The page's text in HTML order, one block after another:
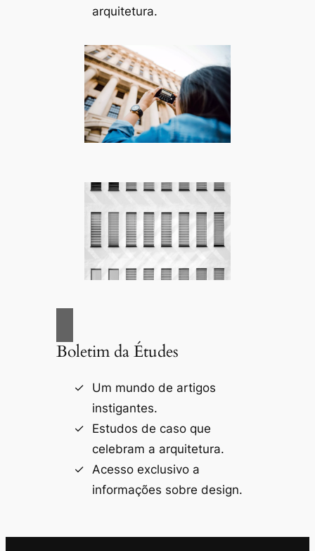
arquitetura.
Boletim da Études
Um mundo de artigos
instigantes.
Estudos de caso que
celebram a arquitetura.
Acesso exclusivo a
informações sobre design.